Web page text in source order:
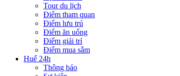
Tour du lịch
Điểm tham quan
Điểm lưu trú
Điểm ăn uống
Điểm giải trí
Điểm mua sắm
Huế 24h
Thông báo